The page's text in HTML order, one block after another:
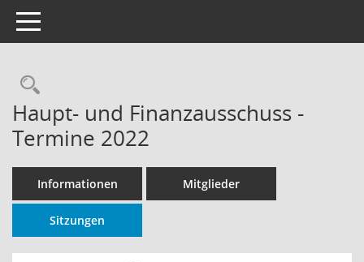
Toggle navigation
Rechercheauswahl
Haupt- und Finanzausschuss -
Termine 2022
Informationen Mitglieder
Sitzungen